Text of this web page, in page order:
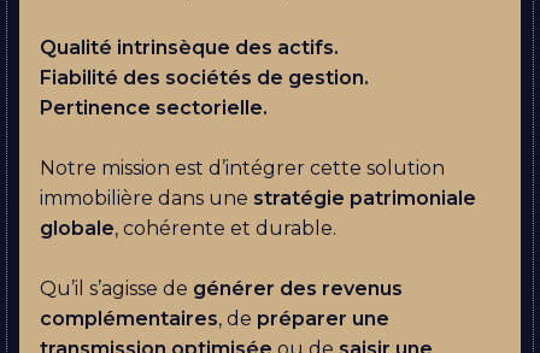
Qualité intrinsèque des actifs.
Fiabilité des sociétés de gestion.
Pertinence sectorielle.
Notre mission est d’intégrer cette solution
immobilière dans une stratégie patrimoniale
globale, cohérente et durable.
Qu’il s’agisse de générer des revenus
complémentaires, de préparer une
transmission optimiséeou de saisir une